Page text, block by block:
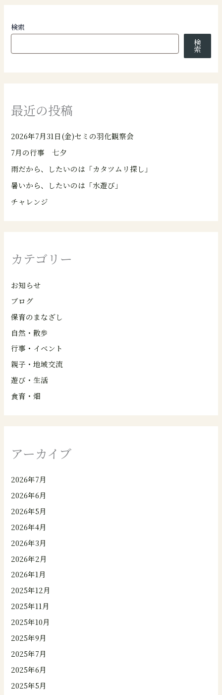
検索
検
索
最近の投稿
2026年7月31日(金)セミの羽化観察会
7月の行事 七夕
雨だから、したいのは「カタツムリ探し」
暑いから、したいのは「水遊び」
チャレンジ
カテゴリー
お知らせ
ブログ
保育のまなざし
自然・散歩
行事・イベント
親子・地域交流
遊び・生活
食育・畑
アーカイブ
2026年7月
2026年6月
2026年5月
2026年4月
2026年3月
2026年2月
2026年1月
2025年12月
2025年11月
2025年10月
2025年9月
2025年7月
2025年6月
2025年5月